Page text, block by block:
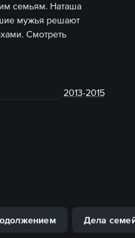
семьям. Наташа
мужья решают
Смотреть
2013-2015
Дела